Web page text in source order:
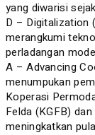
yang diwarisi
D – Digitalization
merangkumi
perladangan
A – Advancing
menumpukan
Koperasi
Felda (KGFB)
meningkatkan